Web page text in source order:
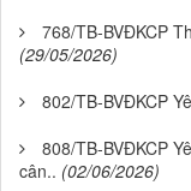
768/TB-BVĐKCP
(29/05/2026)
802/TB-BVĐKCP
808/TB-BVĐKCP
cân.. (02/06/2026)